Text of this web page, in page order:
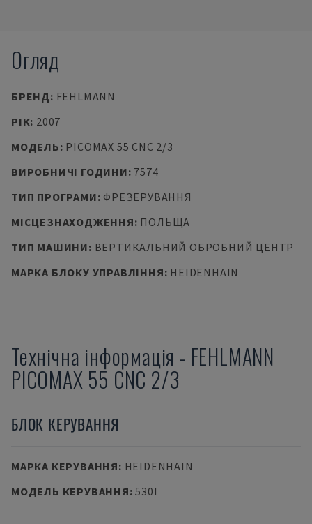
Огляд
БРЕНД: FEHLMANN
РІК: 2007
МОДЕЛЬ: PICOMAX 55 CNC 2/3
ВИРОБНИЧІ ГОДИНИ: 7574
ТИП ПРОГРАМИ: ФРЕЗЕРУВАННЯ
МІСЦЕЗНАХОДЖЕННЯ: ПОЛЬЩА
ТИП МАШИНИ: ВЕРТИКАЛЬНИЙ ОБРОБНИЙ ЦЕНТР
МАРКА БЛОКУ УПРАВЛІННЯ: HEIDENHAIN
Технічна інформація - FEHLMANN
PICOMAX 55 CNC 2/3
БЛОК КЕРУВАННЯ
МАРКА КЕРУВАННЯ: HEIDENHAIN
МОДЕЛЬ КЕРУВАННЯ:530I